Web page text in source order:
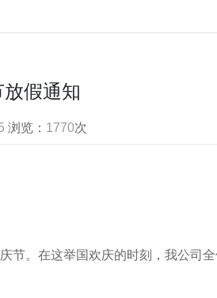
假通知
浏览： 1770次
节。在这举国欢庆的时刻，我公司